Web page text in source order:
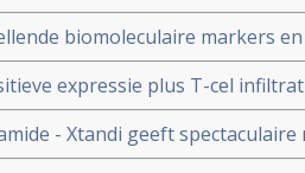
biomoleculaire markers
een overzichtstudie
expressie plus T-cel
een significant verlaagd risico
zowel bij ER-HER2 pos als
- Xtandi geeft
(stadium 4) met ook een